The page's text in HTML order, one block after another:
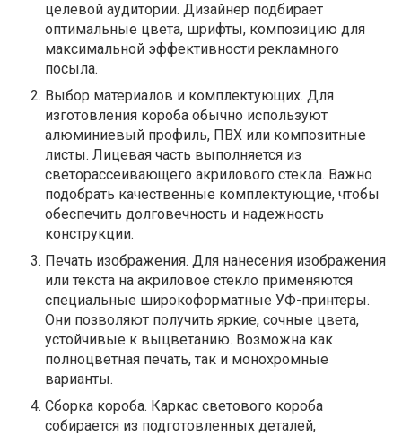
целевой аудитории. Дизайнер подбирает
оптимальные цвета, шрифты, композицию для
максимальной эффективности рекламного
посыла.
Выбор материалов и комплектующих. Для
изготовления короба обычно используют
алюминиевый профиль, ПВХ или композитные
листы. Лицевая часть выполняется из
светорассеивающего акрилового стекла. Важно
подобрать качественные комплектующие, чтобы
обеспечить долговечность и надежность
конструкции.
Печать изображения. Для нанесения изображения
или текста на акриловое стекло применяются
специальные широкоформатные УФ-принтеры.
Они позволяют получить яркие, сочные цвета,
устойчивые к выцветанию. Возможна как
полноцветная печать, так и монохромные
варианты.
Сборка короба. Каркас светового короба
собирается из подготовленных деталей,